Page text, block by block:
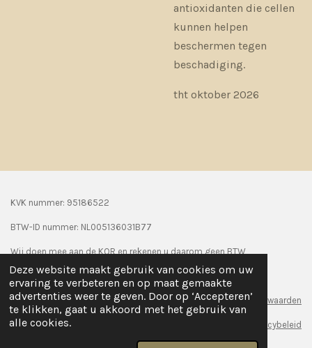
Deze website maakt gebruik van cookies om uw
ervaring te verbeteren en op maat gemaakte
advertenties weer te geven. Door op ‘Accepteren’
te klikken, gaat u akkoord met het gebruik van
alle cookies.
antioxidanten die cellen
kunnen helpen
beschermen tegen
beschadiging.
tht oktober 2026
KVK nummer: 95186522
BTW-ID nummer: NL005136031B77
Wij doen mee aan de KOR en rekenen u daarom geen BTW
© 2024 Seasonpaws
Algemene voorwaarden
Privacybeleid